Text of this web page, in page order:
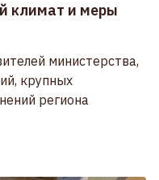
климат и меры
министерства,
крупных
региона